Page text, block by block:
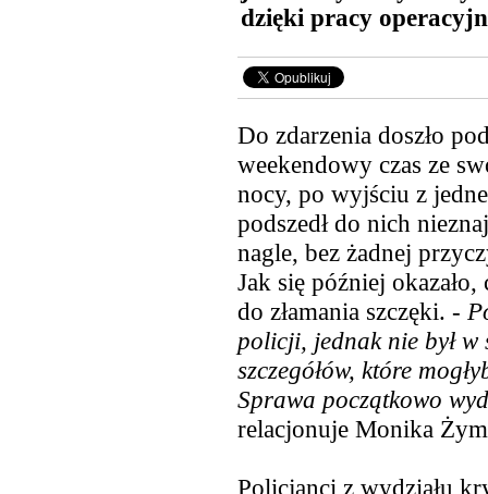
dzięki pracy
Do zdarzenia doszło
weekendowy czas ze
nocy, po wyjściu z
podszedł do nich
nagle, bez żadnej
Jak się później
do złamania szczęki. -
policji, jednak nie był
szczegółów, które
Sprawa początkowo
relacjonuje Monika
Policjanci z wydziału